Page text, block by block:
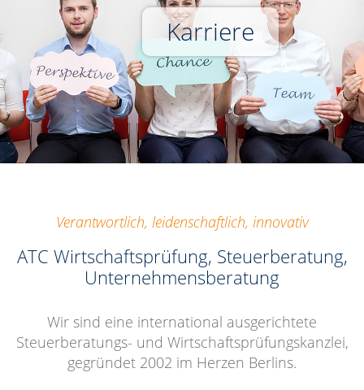
Karriere
Verantwortlich, leidenschaftlich, innovativ
ATC Wirtschaftsprüfung, Steuerberatung,
Unternehmensberatung
Wir sind eine international ausgerichtete
Steuerberatungs- und Wirtschaftsprüfungskanzlei,
gegründet 2002 im Herzen Berlins.